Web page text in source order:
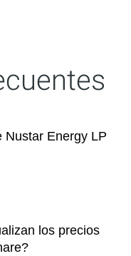
Nustar Energy LP
los precios